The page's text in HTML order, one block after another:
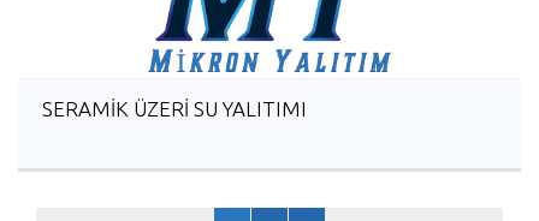
SERAMİK ÜZERİ SU YALITIMI